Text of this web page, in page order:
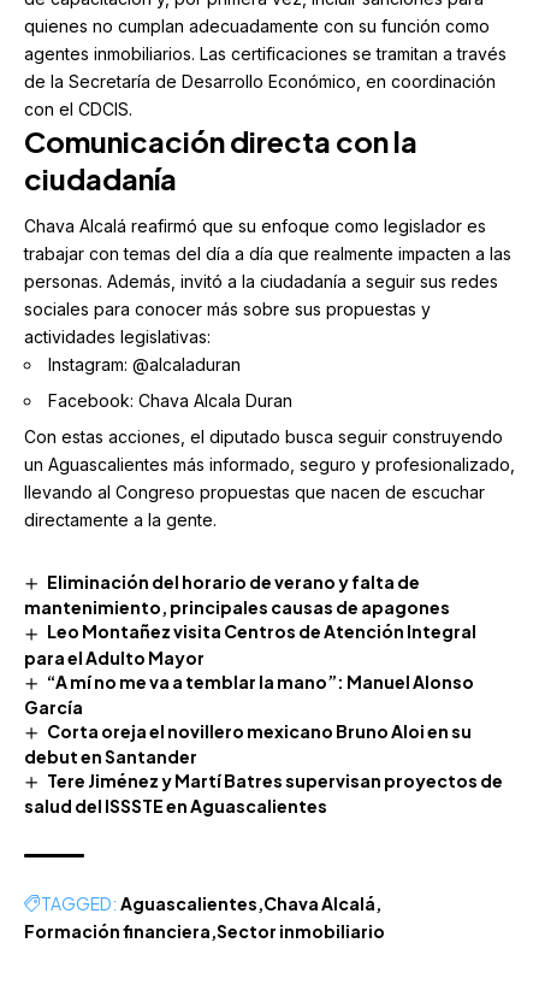
quienes no cumplan adecuadamente con su función como
agentes inmobiliarios. Las certificaciones se tramitan a través
de la Secretaría de Desarrollo Económico, en coordinación
con el CDCIS.
Comunicación directa con la
ciudadanía
Chava Alcalá reafirmó que su enfoque como legislador es
trabajar con temas del día a día que realmente impacten a las
personas. Además, invitó a la ciudadanía a seguir sus redes
sociales para conocer más sobre sus propuestas y
actividades legislativas:
Instagram: @alcaladuran
Facebook: Chava Alcala Duran
Con estas acciones, el diputado busca seguir construyendo
un Aguascalientes más informado, seguro y profesionalizado,
llevando al Congreso propuestas que nacen de escuchar
directamente a la gente.
Eliminación del horario de verano y falta de
mantenimiento, principales causas de apagones
Leo Montañez visita Centros de Atención Integral
para el Adulto Mayor
“A mí no me va a temblar la mano”: Manuel Alonso
García
Corta oreja el novillero mexicano Bruno Aloi en su
debut en Santander
Tere Jiménez y Martí Batres supervisan proyectos de
salud del ISSSTE en Aguascalientes
TAGGED: Aguascalientes Chava Alcalá
Formación financiera Sector inmobiliario